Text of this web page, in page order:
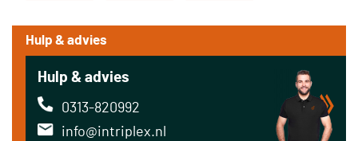
Hulp & advies
Hulp & advies
0313-820992
info@intriplex.nl